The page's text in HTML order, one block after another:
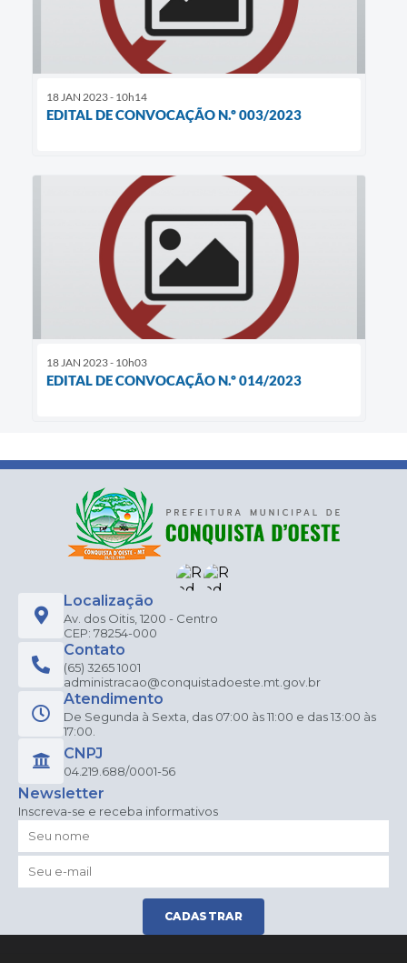
18 JAN 2023 - 10h14
EDITAL DE CONVOCAÇÃO N.º 003/2023
18 JAN 2023 - 10h03
EDITAL DE CONVOCAÇÃO N.º 014/2023
Localização
Av. dos Oitis, 1200 - Centro
CEP: 78254-000
Contato
(65) 3265 1001
administracao@conquistadoeste.mt.gov.br
Atendimento
De Segunda à Sexta, das 07:00 às 11:00 e das 13:00 às
17:00.
CNPJ
04.219.688/0001-56
Newsletter
Inscreva-se e receba informativos
CADASTRAR